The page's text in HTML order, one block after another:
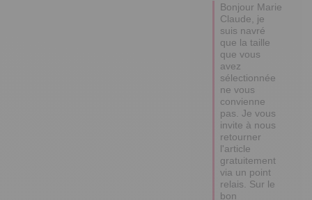
Bonjour Marie
Claude, je
suis navré
que la taille
que vous
avez
sélectionnée
ne vous
convienne
pas. Je vous
invite à nous
retourner
l'article
gratuitement
via un point
relais. Sur le
bon